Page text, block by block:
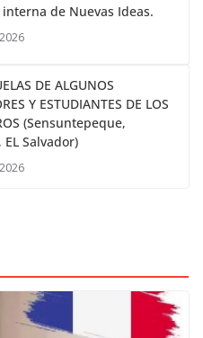
de Nuevas Ideas.
DE ALGUNOS
Y ESTUDIANTES DE LOS
(Sensuntepeque,
EL Salvador)